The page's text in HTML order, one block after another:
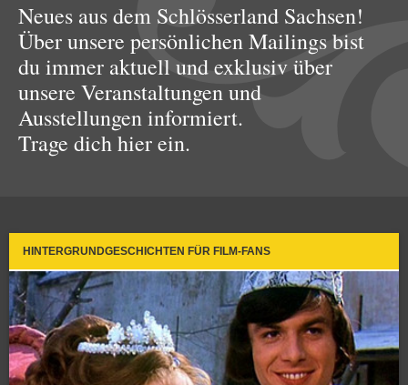
Neues aus dem Schlösserland Sachsen!
Über unsere persönlichen Mailings bist
du immer aktuell und exklusiv über
unsere Veranstaltungen und
Ausstellungen informiert.
Trage dich hier ein.
HINTERGRUNDGESCHICHTEN FÜR FILM-FANS